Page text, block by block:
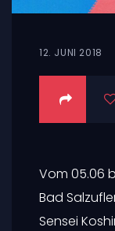
12. JUNI 2018
Vom 05.06
Bad
Sensei